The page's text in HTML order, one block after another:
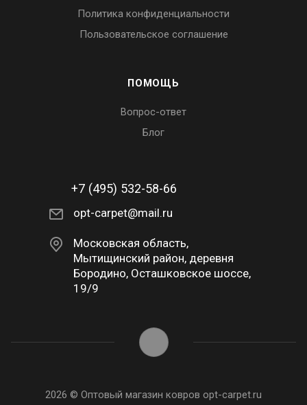
Политика конфиденциальности
Пользовательское соглашение
ПОМОЩЬ
Вопрос-ответ
Блог
+7 (495) 532-58-66
opt-carpet@mail.ru
Московская область,
Мытищинский район, деревня
Бородино, Осташковское шоссе,
19/9
2026 © Оптовый магазин ковров opt-carpet.ru